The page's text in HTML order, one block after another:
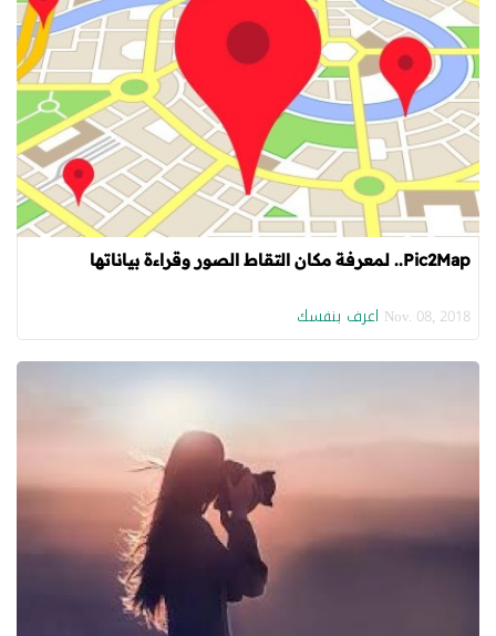
Pic2Map.. لمعرفة مكان التقاط الصور وقراءة بياناتها
Nov. 08, 2018 اعرف بنفسك